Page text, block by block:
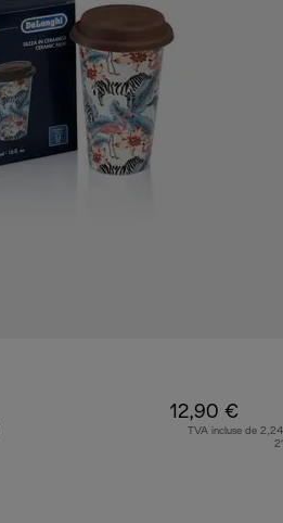
12,90 €
TVA incluse de